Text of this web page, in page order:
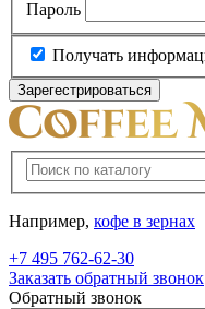
Пароль
Получать
Например, кофе в зернах
+7 495 762-62-30
Заказать обратный звонок
Обратный звонок